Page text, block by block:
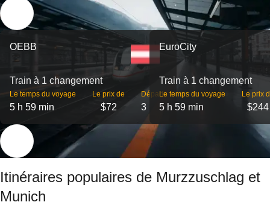
OEBB
Train à 1 changement
Le temps du voyage
5 h 59 min
Le prix de
$72
Départs
3
EuroCity
Train à 1 changement
Le temps du voyage
5 h 59 min
Le prix
$244
Itinéraires populaires de Murzzuschlag et
Munich